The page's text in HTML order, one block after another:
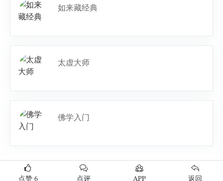
如来藏经典
太虚大师
佛学入门
点赞 6 点评 APP 返回